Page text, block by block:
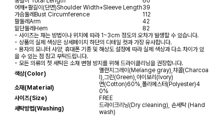
어깨+팔길이(단면)Shoulder Width+Sleeve Length39
가슴둘레Bust Circumference
112
팔둘레Arm
42
밑단둘레Hem
82
- 사이즈는 재는 방법이나 위치에 따라 1~3cm 정도의 오차가 발생할 수 있습니다.
- 상품의 실제 색상은 상세페이지 하단의 디테일 컷과 가장 유사합니다.
- 용자의 모니터 사양, 휴대폰 기종 및 해상도 설정에 따라 실제 색상과 다소 차이가 있
을 수 있는 점 참고 부탁드립니다.
- 모든 의류의 첫 세탁은 소재 변형 방지를 위해 드라이클리닝을 권장합니다.
색상(Color)
멜란지그레이(Melange gray),챠콜(Charcoa
l),그린(Green),아이보리(Ivory)
소재(Material)
면(Cotton)60%,폴리에스터(Polyester)4
0%
사이즈(Size)
FREE
세탁방법(Washing)
드라이크리닝(Dry cleaning), 손세탁 (Hand
wash)